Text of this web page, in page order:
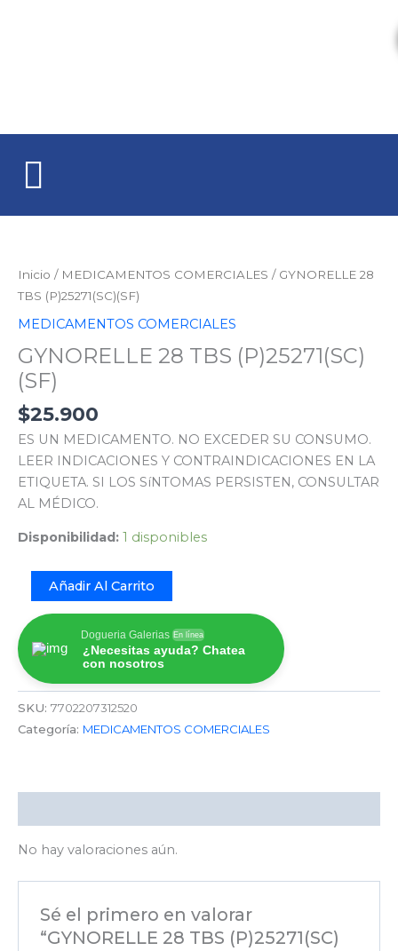
Inicio / MEDICAMENTOS COMERCIALES / GYNORELLE 28
TBS (P)25271(SC)(SF)
MEDICAMENTOS COMERCIALES
GYNORELLE 28 TBS (P)25271(SC)
(SF)
$25.900
ES UN MEDICAMENTO. NO EXCEDER SU CONSUMO.
LEER INDICACIONES Y CONTRAINDICACIONES EN LA
ETIQUETA. SI LOS SíNTOMAS PERSISTEN, CONSULTAR
AL MÉDICO.
Disponibilidad: 1 disponibles
TBS
(P)25271(SC)
cantidad
Añadir Al Carrito
Dogueria Galerias En línea
¿Necesitas ayuda? Chatea
con nosotros
SKU: 7702207312520
Categoría: MEDICAMENTOS COMERCIALES
No hay valoraciones aún.
Sé el primero en valorar
“GYNORELLE 28 TBS (P)25271(SC)